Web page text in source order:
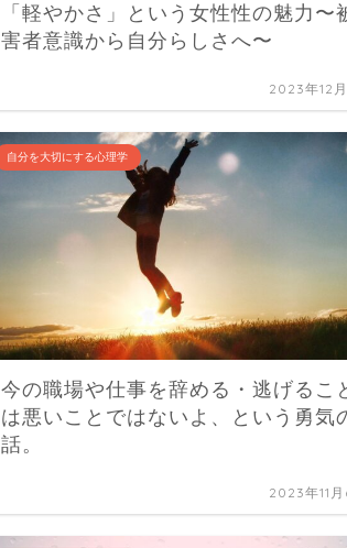
「軽やかさ」という女性性の魅力〜
害者意識から自分らしさへ〜
2023年12月
自分を大切にする心理学
今の職場や仕事を辞める・逃げるこ
は悪いことではないよ、という勇気
話。
2023年11月